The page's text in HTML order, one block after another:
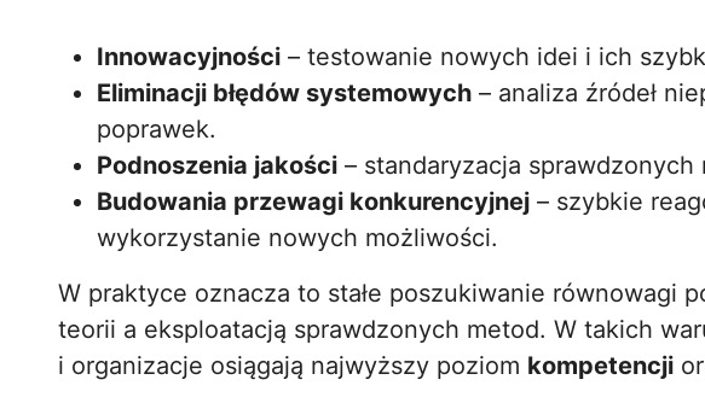
Innowacyjności – testowanie nowych idei i ich
Eliminacji błędów systemowych – analiza źródeł
poprawek.
Podnoszenia jakości – standaryzacja
Budowania przewagi konkurencyjnej – szybkie
wykorzystanie nowych możliwości.
W praktyce oznacza to stałe poszukiwanie równowagi
teorii a eksploatacją sprawdzonych metod. W takich
i organizacje osiągają najwyższy poziom kompetencji